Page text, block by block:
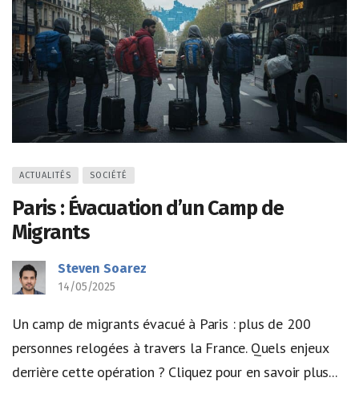
ACTUALITÉS SOCIÉTÉ
Paris : Évacuation d’un Camp de
Migrants
Steven Soarez
14/05/2025
Un camp de migrants évacué à Paris : plus de 200
personnes relogées à travers la France. Quels enjeux
derrière cette opération ? Cliquez pour en savoir plus...